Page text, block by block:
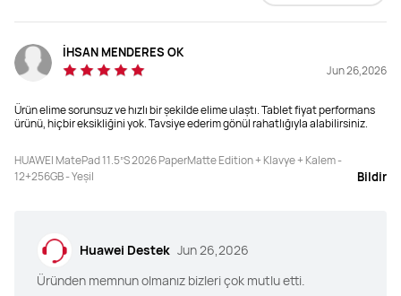
İHSAN MENDERES OK
Jun 26,2026
Ürün elime sorunsuz ve hızlı bir şekilde elime ulaştı. Tablet fiyat performans
ürünü, hiçbir eksikliğini yok. Tavsiye ederim gönül rahatlığıyla alabilirsiniz.
HUAWEI MatePad 11.5”S 2026 PaperMatte Edition + Klavye + Kalem -
12+256GB - Yeşil
Bildir
Huawei Destek Jun 26,2026
Üründen memnun olmanız bizleri çok mutlu etti.